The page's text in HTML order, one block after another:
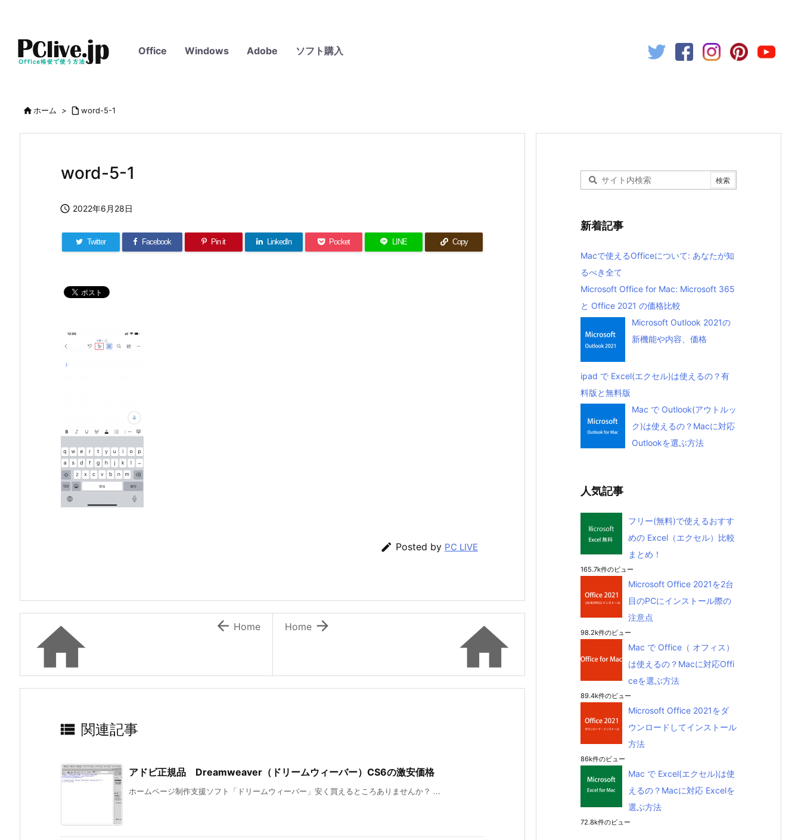
Office Windows Adobe ソフト購入
ホーム >  word-5-1
word-5-1
 2022年6月28日
Twitter Facebook Pin it LinkedIn Pocket LINE Copy
 Posted by PC LIVE


Home
  Home
 関連記事
アドビ正規品 Dreamweaver（ドリームウィーバー）CS6の激安価格
ホームページ制作支援ソフト「ドリームウィーバー」安く買えるところありませんか？ ...
新着記事
Macで使えるOfficeについて: あなたが知
るべき全て
Microsoft Office for Mac: Microsoft 365
と Office 2021 の価格比較
Microsoft Outlook 2021の
新機能や内容、価格
ipad で Excel(エクセル)は使えるの？有
料版と無料版
Mac で Outlook(アウトルッ
ク)は使えるの？Macに対応
Outlookを選ぶ方法
人気記事
フリー(無料)で使えるおすす
めの Excel（エクセル）比較
まとめ！
165.7k件のビュー
Microsoft Office 2021を2台
目のPCにインストール際の
注意点
98.2k件のビュー
Mac で Office（ オフィス）
は使えるの？Macに対応Offi
ceを選ぶ方法
89.4k件のビュー
Microsoft Office 2021をダ
ウンロードしてインストール
方法
86k件のビュー
Mac で Excel(エクセル)は使
えるの？Macに対応 Excelを
選ぶ方法
72.8k件のビュー